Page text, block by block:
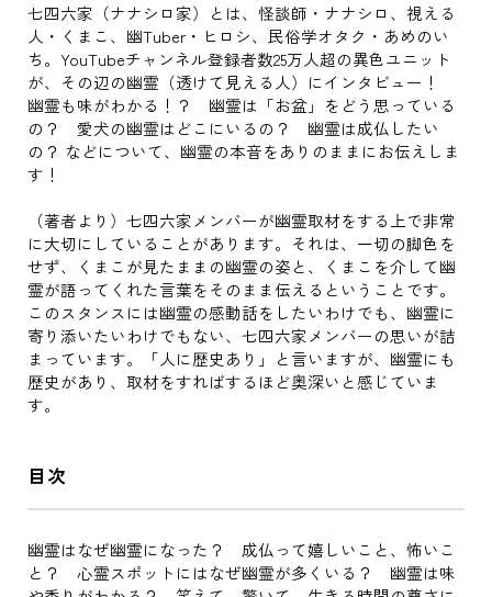
七四六家（ナナシロ家）とは、怪談師・ナナシロ、視える
人・くまこ、幽Tuber・ヒロシ、民俗学オタク・あめのい
ち。YouTubeチャンネル登録者数25万人超の異色ユニット
が、その辺の幽霊（透けて見える人）にインタビュー！
幽霊も味がわかる！？ 幽霊は「お盆」をどう思っている
の？ 愛犬の幽霊はどこにいるの？ 幽霊は成仏したい
の？ などについて、幽霊の本音をありのままにお伝えしま
す！
（著者より）七四六家メンバーが幽霊取材をする上で非常
に大切にしていることがあります。それは、一切の脚色を
せず、くまこが見たままの幽霊の姿と、くまこを介して幽
霊が語ってくれた言葉をそのまま伝えるということです。
このスタンスには幽霊の感動話をしたいわけでも、幽霊に
寄り添いたいわけでもない、七四六家メンバーの思いが詰
まっています。「人に歴史あり」と言いますが、幽霊にも
歴史があり、取材をすればするほど奥深いと感じていま
す。
目次
幽霊はなぜ幽霊になった？ 成仏って嬉しいこと、怖いこ
と？ 心霊スポットにはなぜ幽霊が多くいる？ 幽霊は味